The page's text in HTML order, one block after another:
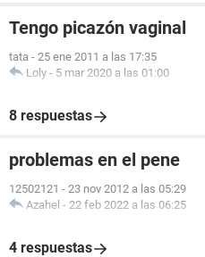
Tengo picazón vaginal
tata - 25 ene 2011 a las 17:35
Loly - 5 mar 2020 a las 01:00
8 respuestas
problemas en el pene
12502121 - 23 nov 2012 a las 05:29
Azahel - 22 feb 2022 a las 06:25
4 respuestas